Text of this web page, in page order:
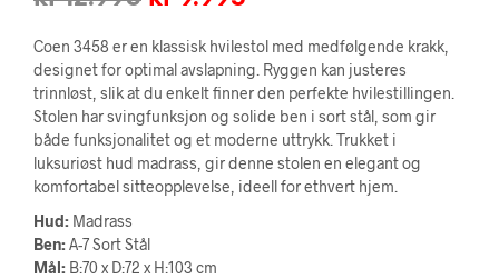
pris
var:
kr 12.995.
pris
er:
kr 9.995.
Coen 3458 er en klassisk hvilestol med medfølgende krakk,
designet for optimal avslapning. Ryggen kan justeres
trinnløst, slik at du enkelt finner den perfekte hvilestillingen.
Stolen har svingfunksjon og solide ben i sort stål, som gir
både funksjonalitet og et moderne uttrykk. Trukket i
luksuriøst hud madrass, gir denne stolen en elegant og
komfortabel sitteopplevelse, ideell for ethvert hjem.
Hud: Madrass
Ben:A-7 Sort Stål
Mål: B:70 x D:72 x H:103 cm